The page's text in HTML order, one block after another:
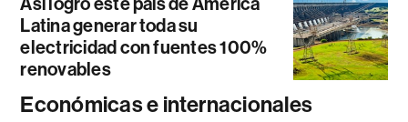
Latina generar toda su
electricidad con fuentes 100%
renovables
Económicas e internacionales